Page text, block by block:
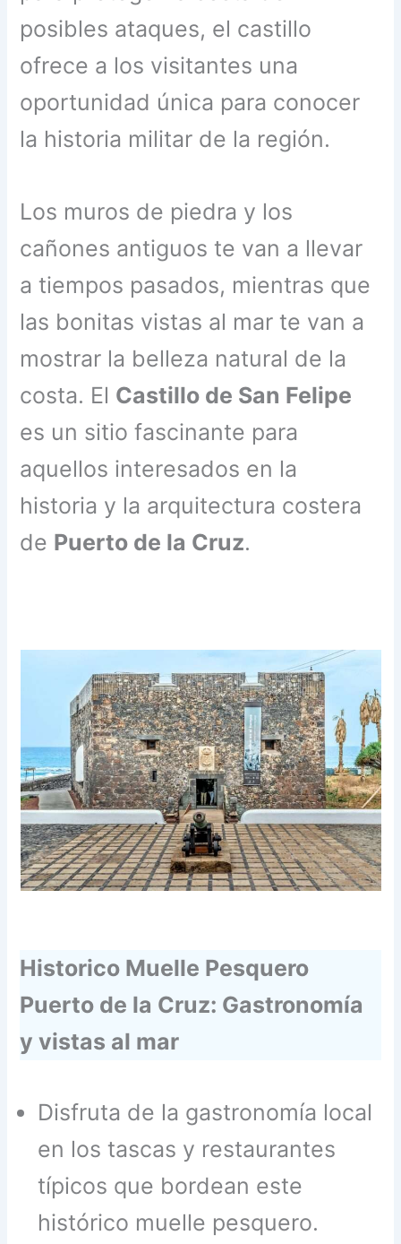
posibles ataques, el castillo
ofrece a los visitantes una
oportunidad única para conocer
la historia militar de la región.
Los muros de piedra y los
cañones antiguos te van a llevar
a tiempos pasados, mientras que
las bonitas vistas al mar te van a
mostrar la belleza natural de la
costa. El Castillo de San Felipe
es un sitio fascinante para
aquellos interesados en la
historia y la arquitectura costera
de Puerto de la Cruz.
Historico Muelle Pesquero
Puerto de la Cruz: Gastronomía
y vistas al mar
Disfruta de la gastronomía local
en los tascas y restaurantes
típicos que bordean este
histórico muelle pesquero.